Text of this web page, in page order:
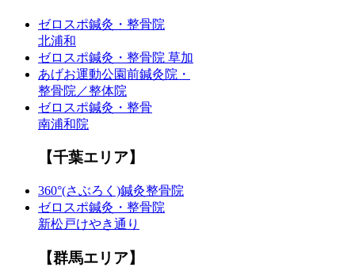
ゼロスポ鍼灸・整骨院
北浦和
ゼロスポ鍼灸・整骨院 草加
あげお運動公園前鍼灸院・
整骨院／整体院
ゼロスポ鍼灸・整骨
南浦和院
【千葉エリア】
360°(さぶろく)鍼灸整骨院
ゼロスポ鍼灸・整骨院
新松戸けやき通り
【群馬エリア】